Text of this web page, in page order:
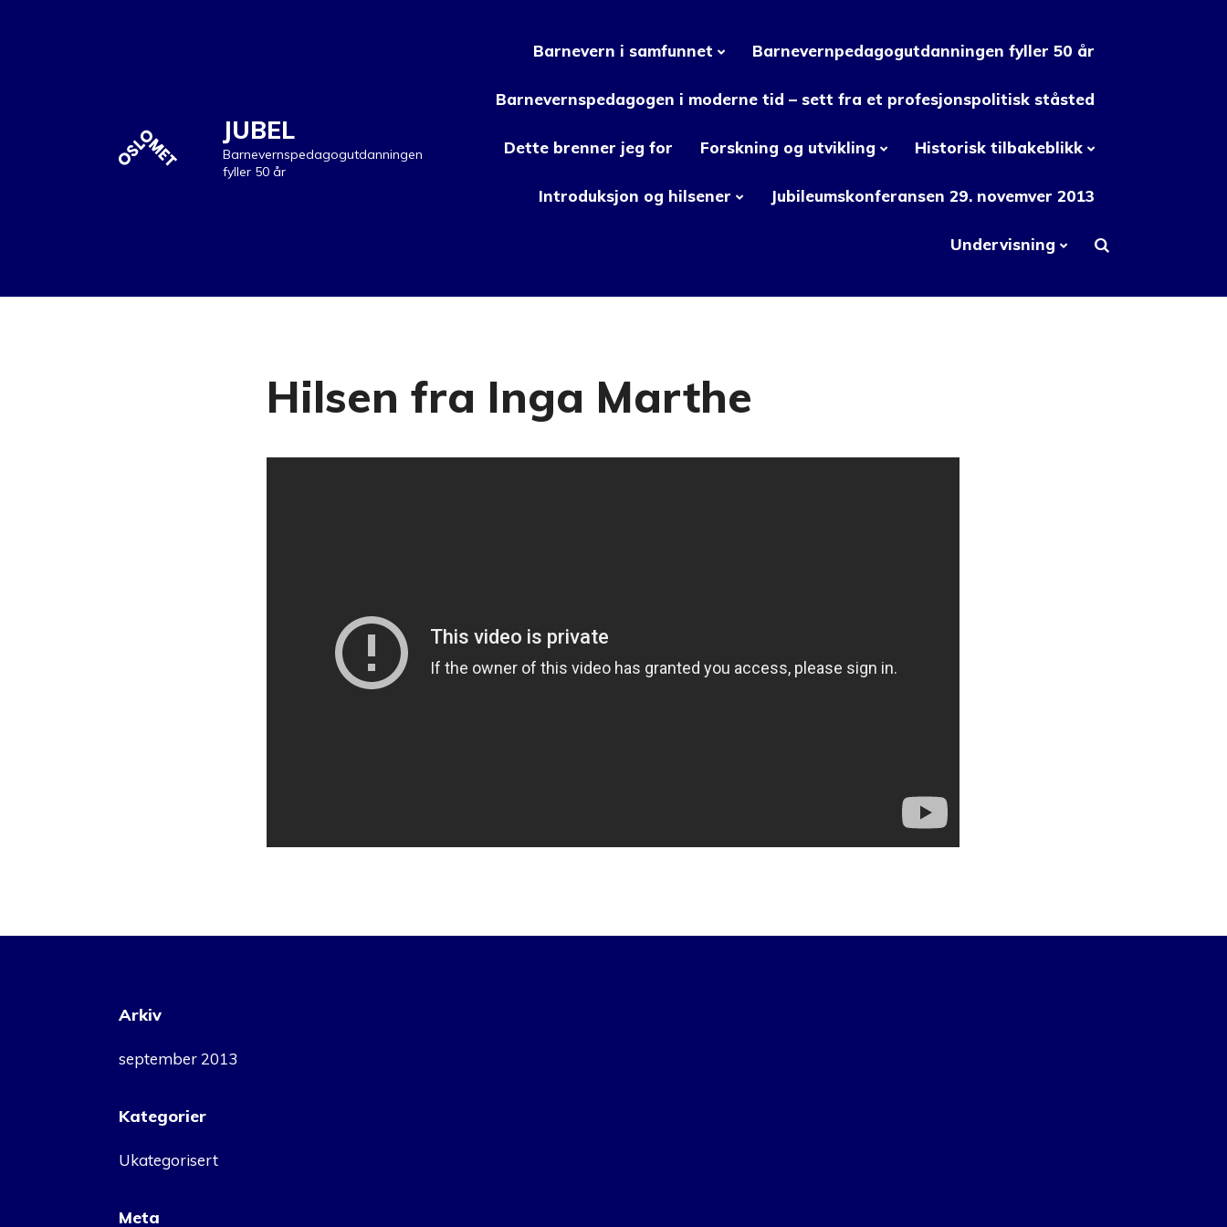
JUBEL
Barnevernspedagogutdanningen
fyller 50 år
Barnevern i samfunnet Barnevernpedagogutdanningen fyller 50 år
Barnevernspedagogen i moderne tid – sett fra et profesjonspolitisk ståsted
Dette brenner jeg for Forskning og utvikling Historisk tilbakeblikk
Introduksjon og hilsener Jubileumskonferansen 29. novemver 2013
Undervisning
Hilsen fra Inga Marthe
Arkiv
september 2013
Kategorier
Ukategorisert
Meta